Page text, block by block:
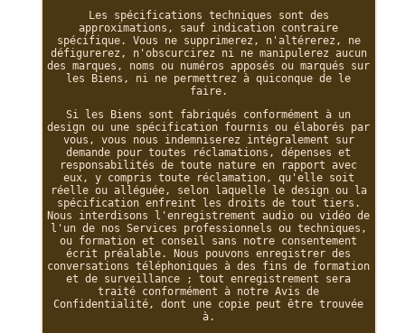
Les spécifications techniques sont des
approximations, sauf indication contraire
spécifique. Vous ne supprimerez, n'altérerez, ne
défigurerez, n'obscurcirez ni ne manipulerez aucun
des marques, noms ou numéros apposés ou marqués sur
les Biens, ni ne permettrez à quiconque de le
faire.
Si les Biens sont fabriqués conformément à un
design ou une spécification fournis ou élaborés par
vous, vous nous indemniserez intégralement sur
demande pour toutes réclamations, dépenses et
responsabilités de toute nature en rapport avec
eux, y compris toute réclamation, qu'elle soit
réelle ou alléguée, selon laquelle le design ou la
spécification enfreint les droits de tout tiers.
Nous interdisons l'enregistrement audio ou vidéo de
l'un de nos Services professionnels ou techniques,
ou formation et conseil sans notre consentement
écrit préalable. Nous pouvons enregistrer des
conversations téléphoniques à des fins de formation
et de surveillance ; tout enregistrement sera
traité conformément à notre Avis de
Confidentialité, dont une copie peut être trouvée
à.